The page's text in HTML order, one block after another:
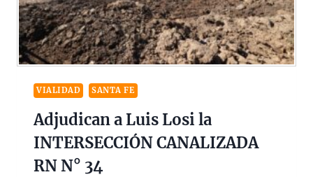
VIALIDAD SANTA FE
Adjudican a Luis Losi la
INTERSECCIÓN CANALIZADA
RN N° 34